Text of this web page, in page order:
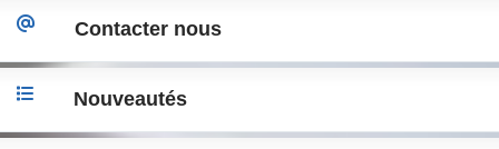
Contacter nous
Nouveautés